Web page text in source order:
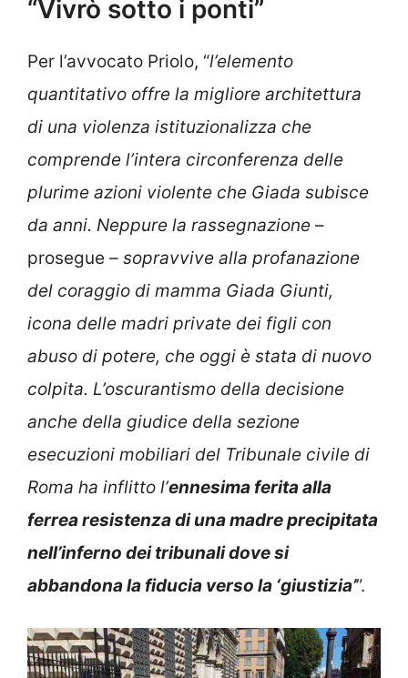
“Vivrò sotto i ponti”
Per l’avvocato Priolo, “l’elemento
quantitativo offre la migliore architettura
di una violenza istituzionalizza che
comprende l’intera circonferenza delle
plurime azioni violente che Giada subisce
da anni. Neppure la rassegnazione –
prosegue – sopravvive alla profanazione
del coraggio di mamma Giada Giunti,
icona delle madri private dei figli con
abuso di potere, che oggi è stata di nuovo
colpita. L’oscurantismo della decisione
anche della giudice della sezione
esecuzioni mobiliari del Tribunale civile di
Roma ha inflitto l’ennesima ferita alla
ferrea resistenza di una madre precipitata
nell’inferno dei tribunali dove si
abbandona la fiducia verso la ‘giustizia’”.